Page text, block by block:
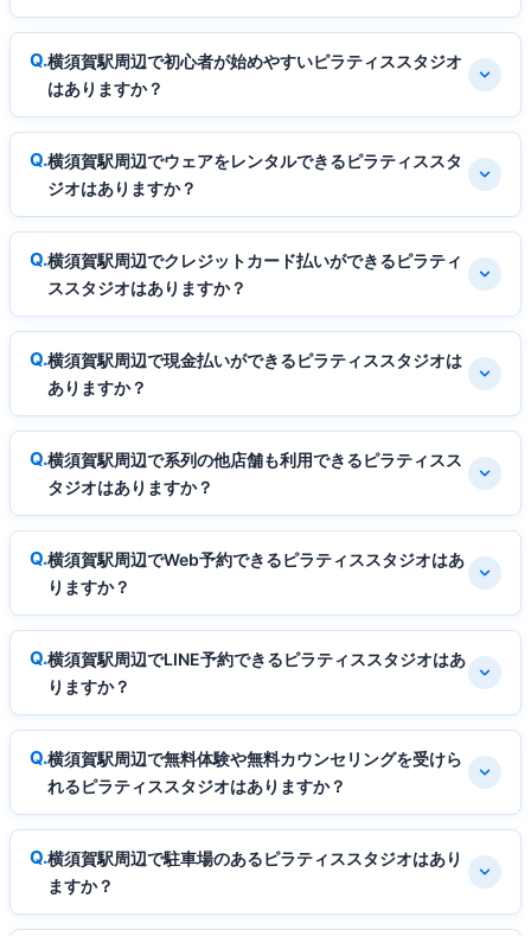
横須賀駅周辺で初心者が始めやすいピラティススタジオ
はありますか？
横須賀駅周辺でウェアをレンタルできるピラティススタ
ジオはありますか？
横須賀駅周辺でクレジットカード払いができるピラティ
ススタジオはありますか？
横須賀駅周辺で現金払いができるピラティススタジオは
ありますか？
横須賀駅周辺で系列の他店舗も利用できるピラティスス
タジオはありますか？
横須賀駅周辺でWeb予約できるピラティススタジオはあ
りますか？
横須賀駅周辺でLINE予約できるピラティススタジオはあ
りますか？
横須賀駅周辺で無料体験や無料カウンセリングを受けら
れるピラティススタジオはありますか？
横須賀駅周辺で駐車場のあるピラティススタジオはあり
ますか？